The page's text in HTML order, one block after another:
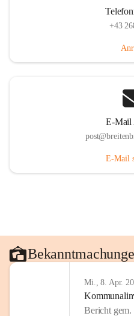
+43
E-Mail
E-Mail
Mi., 8. Apr.
Bericht